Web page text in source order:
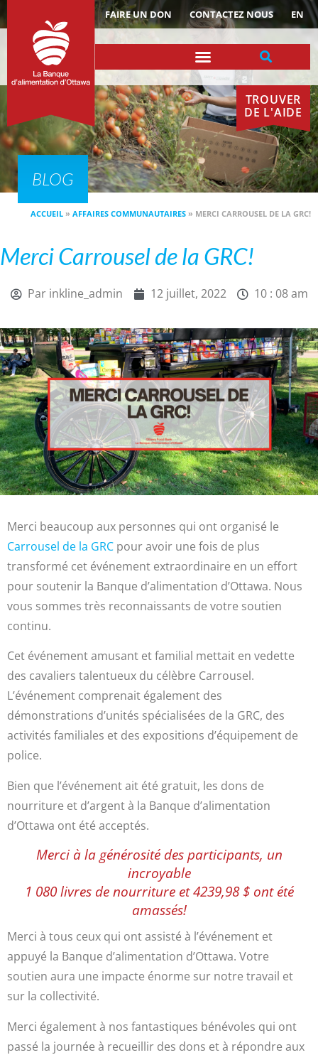
FAIRE UN DON CONTACTEZ NOUS EN
TROUVER
DE L'AIDE
BLOG
ACCUEIL » AFFAIRES COMMUNAUTAIRES » MERCI CARROUSEL DE LA GRC!
Merci Carrousel de la GRC!
Parinkline_admin 12 juillet, 2022 10 : 08 am
Merci beaucoup aux personnes qui ont organisé le
Carrousel de la GRC pour avoir une fois de plus
transformé cet événement extraordinaire en un effort
pour soutenir la Banque d’alimentation d’Ottawa. Nous
vous sommes très reconnaissants de votre soutien
continu.
Cet événement amusant et familial mettait en vedette
des cavaliers talentueux du célèbre Carrousel.
L’événement comprenait également des
démonstrations d’unités spécialisées de la GRC, des
activités familiales et des expositions d’équipement de
police.
Bien que l’événement ait été gratuit, les dons de
nourriture et d’argent à la Banque d’alimentation
d’Ottawa ont été acceptés.
Merci à la générosité des participants, un
incroyable
1 080 livres de nourriture et 4239,98 $ ont été
amassés!
Merci à tous ceux qui ont assisté à l’événement et
appuyé la Banque d’alimentation d’Ottawa. Votre
soutien aura une impacte énorme sur notre travail et
sur la collectivité.
Merci également à nos fantastiques bénévoles qui ont
passé la journée à recueillir des dons et à répondre aux